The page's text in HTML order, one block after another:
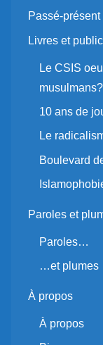
Passé-présent
Livres et
Le CSIS
musulmans?
10 ans de
Le
Boulevard
Paroles et
Paroles…
…et plumes
À propos
À propos